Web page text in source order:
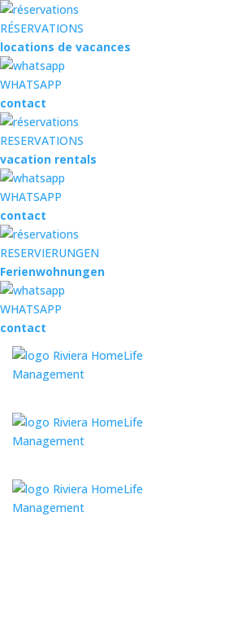
RÉSERVATIONS
locations de vacances
WHATSAPP
contact
RESERVATIONS
vacation rentals
WHATSAPP
contact
RESERVIERUNGEN
Ferienwohnungen
WHATSAPP
contact